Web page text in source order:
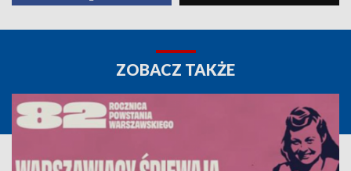
ZOBACZ TAKŻE